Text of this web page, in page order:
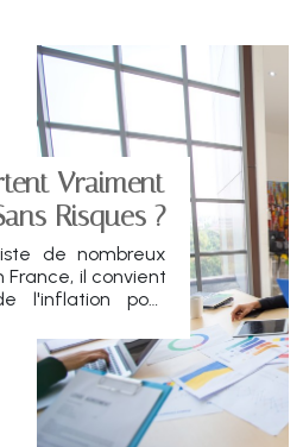
Vraiment
Risques ?
de nombreux
il convient
l'inflation pour
d'épargne
que d'autres